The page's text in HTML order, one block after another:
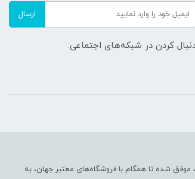
ارسال
کردن در شبکه‌های اجتماعی:
پرداخت در محل، ۷ روز ضمانت بازگشت کالا و تضمین اصل‌بودن کالا، موفق شده تا همگام با فروشگاه‌های معتبر جهان، به